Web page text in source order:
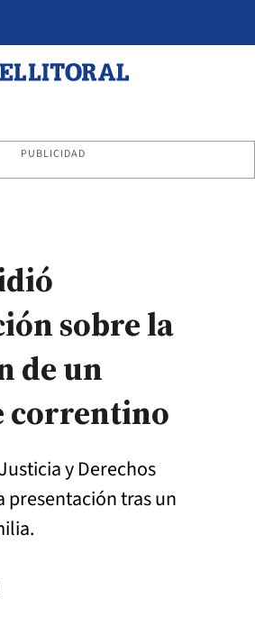
PUBLICIDAD
sobre la
de un
correntino
y Derechos
presentación tras un